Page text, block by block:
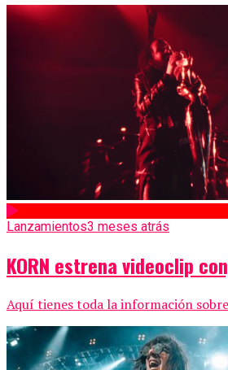
Lanzamientos3 meses atrás
KORN estrena videoclip
Aquí tienes toda la información